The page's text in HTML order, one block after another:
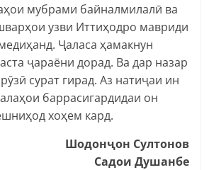
мубрами байналмилалӣ ва
узви Иттиҳодро мавриди
Ҷаласа ҳамакнун
ҷараёни дорад. Ва дар назар
сурат гирад. Аз натиҷаи ин
баррасигардидаи он
хоҳем кард.
Шодонҷон Султонов
Садои Душанбе